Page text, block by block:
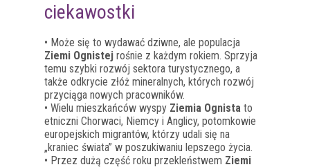
ciekawostki
• Może się to wydawać dziwne, ale populacja
Ziemi Ognistej rośnie z każdym rokiem. Sprzyja
temu szybki rozwój sektora turystycznego, a
także odkrycie złóż mineralnych, których rozwój
przyciąga nowych pracowników.
• Wielu mieszkańców wyspy Ziemia Ognista to
etniczni Chorwaci, Niemcy i Anglicy, potomkowie
europejskich migrantów, którzy udali się na
„kraniec świata” w poszukiwaniu lepszego życia.
• Przez dużą część roku przekleństwem Ziemi